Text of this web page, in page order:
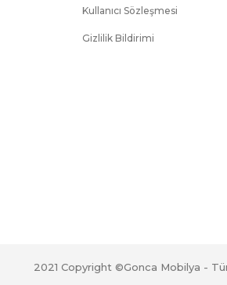
Kullanıcı Sözleşmesi
Gizlilik Bildirimi
2021 Copyright ©Gonca Mobilya -